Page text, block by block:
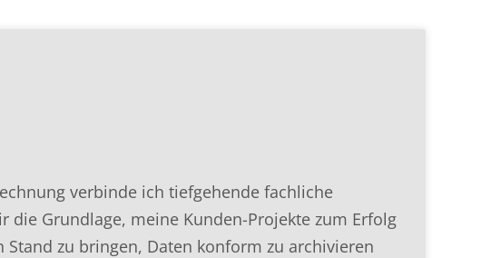
verbinde ich tiefgehende fachliche
Grundlage, meine Kunden-Projekte zum Erfolg
zu bringen, Daten konform zu archivieren